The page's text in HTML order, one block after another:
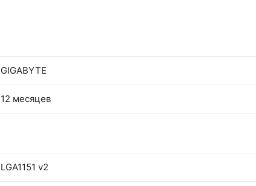
GIGABYTE
12 месяцев
LGA1151 v2